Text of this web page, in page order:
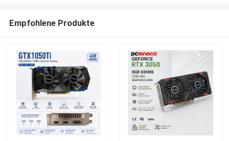
Empfohlene Produkte